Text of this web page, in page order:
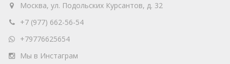
Москва, ул. Подольских Курсантов, д. 32
+7 (977) 662-56-54
+79776625654
Мы в Инстаграм